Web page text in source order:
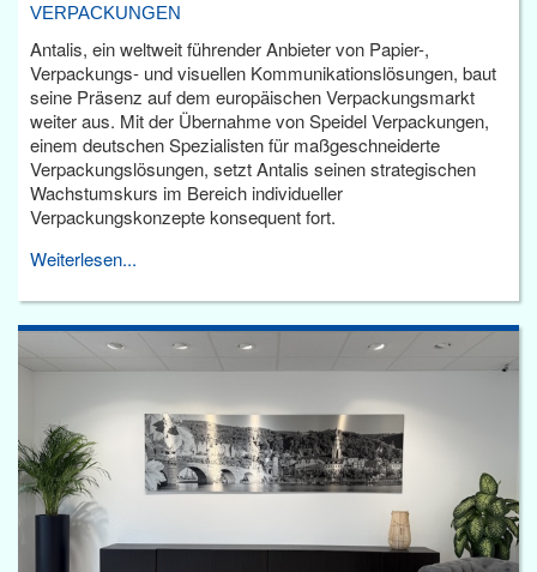
VERPACKUNGEN
Antalis, ein weltweit führender Anbieter von Papier-,
Verpackungs- und visuellen Kommunikationslösungen, baut
seine Präsenz auf dem europäischen Verpackungsmarkt
weiter aus. Mit der Übernahme von Speidel Verpackungen,
einem deutschen Spezialisten für maßgeschneiderte
Verpackungslösungen, setzt Antalis seinen strategischen
Wachstumskurs im Bereich individueller
Verpackungskonzepte konsequent fort.
Weiterlesen...